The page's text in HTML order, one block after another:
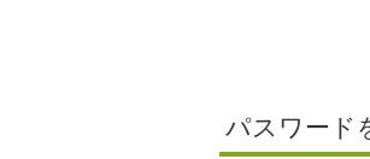
パスワード